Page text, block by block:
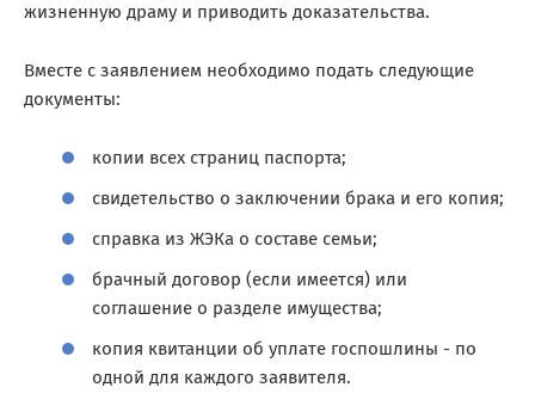
жизненную драму и приводить доказательства.
Вместе с заявлением необходимо подать следующие
документы:
копии всех страниц паспорта;
свидетельство о заключении брака и его копия;
справка из ЖЭКа о составе семьи;
брачный договор (если имеется) или
соглашение о разделе имущества;
копия квитанции об уплате госпошлины - по
одной для каждого заявителя.